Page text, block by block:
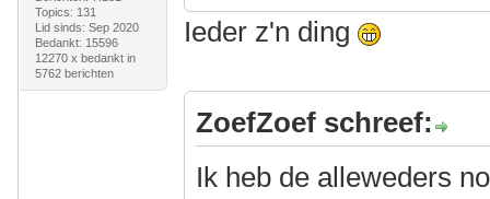
Topics: 131
Lid sinds: Sep 2020
Bedankt: 15596
12270 x bedankt in
5762 berichten
Ieder z'n ding
ZoefZoef schreef:
Ik heb de alleweders